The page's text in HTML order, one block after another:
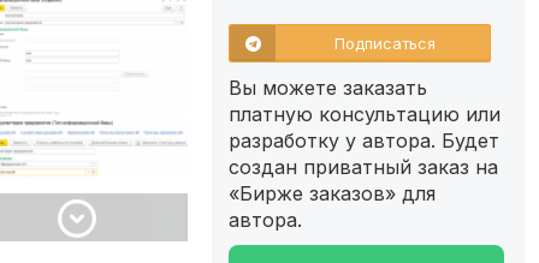
Подписаться
Вы можете заказать
платную консультацию или
разработку у автора. Будет
создан приватный заказ на
«Бирже заказов» для
автора.